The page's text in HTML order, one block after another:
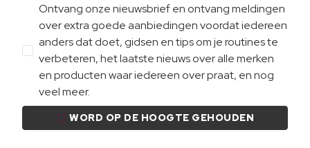
Ontvang onze nieuwsbrief en ontvang meldingen
over extra goede aanbiedingen voordat iedereen
anders dat doet, gidsen en tips om je routines te
verbeteren, het laatste nieuws over alle merken
en producten waar iedereen over praat, en nog
veel meer.
WORD OP DE HOOGTE GEHOUDEN